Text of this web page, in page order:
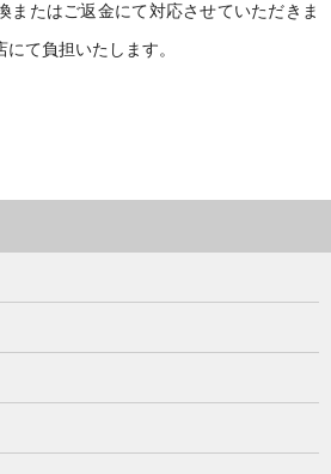
またはご返金にて対応させていただきま
て負担いたします。